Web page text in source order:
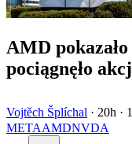
AMD
pociągnęło
Vojtěch Šplíchal · 20h ·
METAAMDNVDA